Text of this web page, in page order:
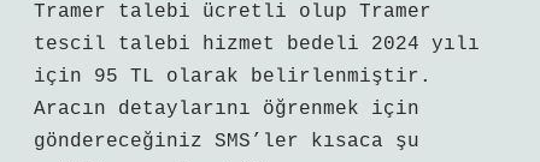
Tramer talebi ücretli olup Tramer
tescil talebi hizmet bedeli 2024 yılı
için 95 TL olarak belirlenmiştir.
Aracın detaylarını öğrenmek için
göndereceğiniz SMS’ler kısaca şu